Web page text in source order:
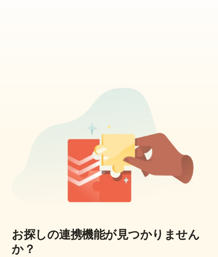
お探しの連携機能が見つかりません
か？